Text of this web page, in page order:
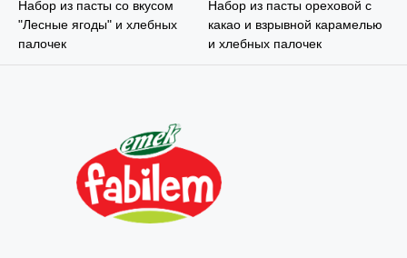
Набор из пасты со вкусом
"Лесные ягоды" и хлебных
палочек
Набор из пасты ореховой с
какао и взрывной карамелью
и хлебных палочек